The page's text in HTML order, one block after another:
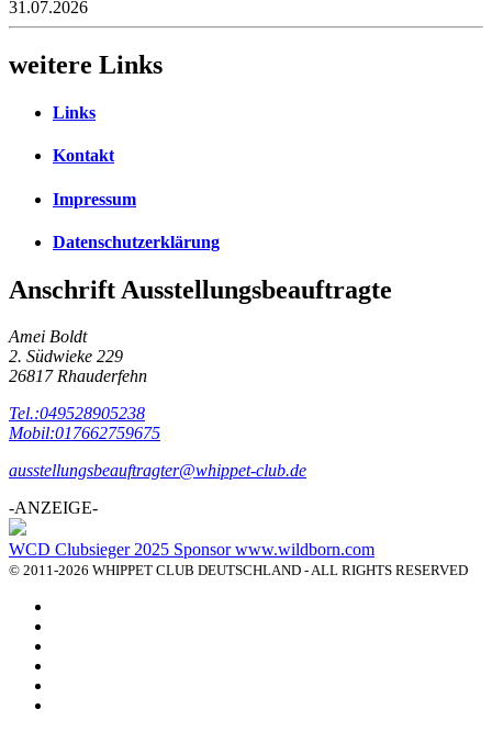
31.07.2026
weitere Links
Links
Kontakt
Impressum
Datenschutzerklärung
Anschrift Ausstellungsbeauftragte
Amei Boldt
2. Südwieke 229
26817 Rhauderfehn
Tel.:049528905238
Mobil:017662759675
ausstellungsbeauftragter@whippet-club.de
-ANZEIGE-
WCD Clubsieger 2025 Sponsor www.wildborn.com
© 2011-2026 WHIPPET CLUB DEUTSCHLAND - ALL RIGHTS RESERVED